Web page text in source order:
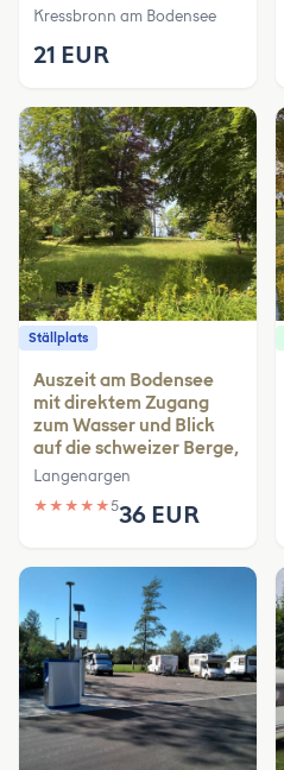
Kressbronn am Bodensee
21 EUR
Ställplats
Auszeit am Bodensee
mit direktem Zugang
zum Wasser und Blick
auf die schweizer Berge,
Langenargen
★ ★ ★ ★ ★536 EUR